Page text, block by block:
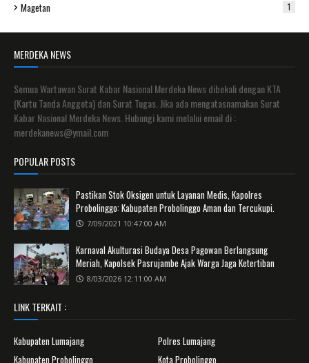
Magetan 1
MERDEKA NEWS
Semua Wartawan Surat Kabar Nasional Merdeka News dibekali dengan KTA
(Kartu Tanda Anggota) dan Surat Tugas. Jika ada mengatasnamakan Surat
Kabar Nasional Merdeka News. Hubungi kami melalui email di :
merdekanews@ymail.com
POPULAR POSTS
Pastikan Stok Oksigen untuk Layanan Medis, Kapolres
Probolinggo: Kabupaten Probolinggo Aman dan Tercukupi.
7/09/2021 10:47:00 AM
Karnaval Akulturasi Budaya Desa Pagowan Berlangsung
Meriah, Kapolsek Pasrujambe Ajak Warga Jaga Ketertiban
8/03/2026 12:11:00 AM
LINK TERKAIT :
Kabupaten Lumajang
Polres Lumajang
Kabupaten Probolinggo
Kota Probolinggo